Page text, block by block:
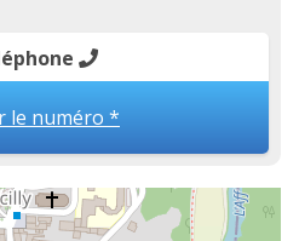
le numéro *